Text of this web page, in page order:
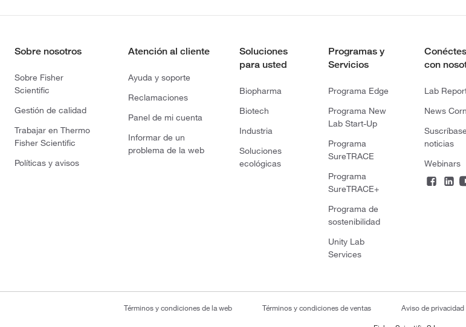
Sobre nosotros
Sobre Fisher
Scientific
Gestión de calidad
Trabajar en Thermo
Fisher Scientific
Políticas y avisos
Atención al cliente
Ayuda y soporte
Reclamaciones
Panel de mi cuenta
Informar de un
problema de la web
Soluciones
para usted
Biopharma
Biotech
Industria
Soluciones
ecológicas
Programas y
Servicios
Programa Edge
Programa New
Lab Start-Up
Programa
SureTRACE
Programa
SureTRACE+
Programa de
sostenibilidad
Unity Lab
Services
con
Lab
News
noticias
Webinars
Términos y condiciones de la web Términos y condiciones de ventas Aviso de privacidad